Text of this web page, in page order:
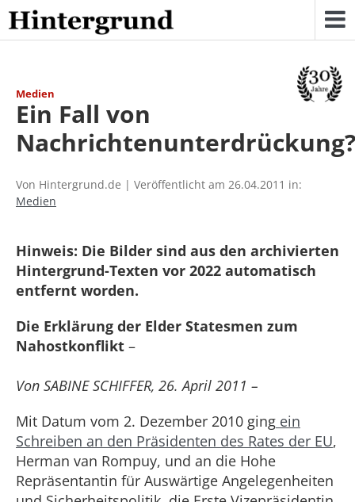
Skip
to
content
Medien
Ein Fall von
Nachrichtenunterdrückung?
Von Hintergrund.de | Veröffentlicht am 26.04.2011 in:
Medien
Hinweis: Die Bilder sind aus den archivierten
Hintergrund-Texten vor 2022 automatisch
entfernt worden.
Die Erklärung der Elder Statesmen zum
Nahostkonflikt –
Von SABINE SCHIFFER, 26. April 2011 –
Mit Datum vom 2. Dezember 2010 ging ein
Schreiben an den Präsidenten des Rates der EU,
Herman van Rompuy, und an die Hohe
Repräsentantin für Auswärtige Angelegenheiten